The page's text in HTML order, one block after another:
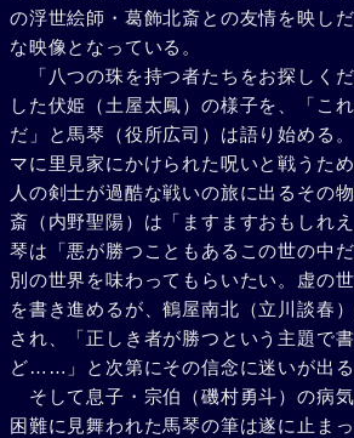
の浮世絵師・葛飾北斎との友情を映し
な映像となっている。
「八つの珠を持つ者たちをお探しく
した伏姫（土屋太鳳）の様子を、「こ
だ」と馬琴（役所広司）は語り始める
マに里見家にかけられた呪いと戦うた
人の剣士が過酷な戦いの旅に出るその
斎（内野聖陽）は「ますますおもしれ
琴は「悪が勝つこともあるこの世の中
別の世界を味わってもらいたい。虚の
を書き進めるが、鶴屋南北（立川談春
され、「正しき者が勝つという主題で
ど……」と次第にその信念に迷いが出る
そして息子・宗伯（磯村勇斗）の病
困難に見舞われた馬琴の筆は遂に止ま